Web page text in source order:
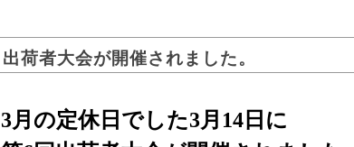
出荷者大会が開催されました。
3月の定休日でした3月14日に